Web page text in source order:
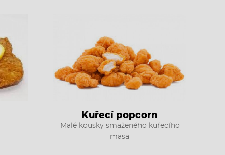
Kuřecí popcorn
Malé kousky smaženého kuřecího
masa